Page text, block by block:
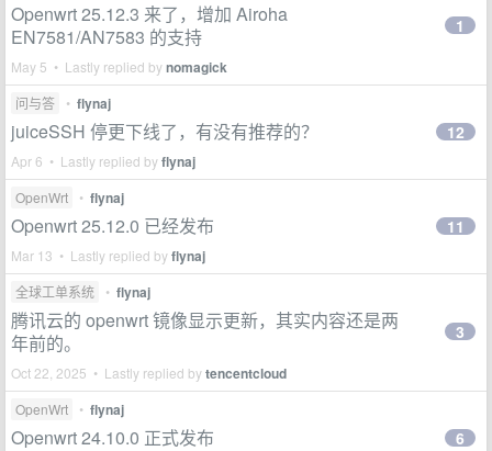
Openwrt 25.12.3 来了，增加 Airoha
EN7581/AN7583 的支持
May 5 • Lastly replied bynomagick
1
问与答 • flynaj
juiceSSH 停更下线了，有没有推荐的？
Apr 6 • Lastly replied byflynaj
12
OpenWrt • flynaj
Openwrt 25.12.0 已经发布
Mar 13 • Lastly replied byflynaj
11
全球工单系统 • flynaj
腾讯云的 openwrt 镜像显示更新，其实内容还是两
年前的。
Oct 22, 2025 • Lastly replied bytencentcloud
3
OpenWrt • flynaj
Openwrt 24.10.0 正式发布 6